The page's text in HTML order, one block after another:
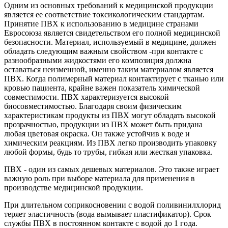
Одним из основных требований к медицинской продукции
является ее соответствие токсикологическим стандартам.
Принятие ПВХ к использованию в медицине странами
Евросоюза является свидетельством его полной медицинской
безопасности. Материал, используемый в медицине, должен
обладать следующим важным свойством -при контакте с
разнообразными жидкостями его композиция должна
оставаться неизменной, именно таким материалом является
ПВХ. Когда полимерный материал контактирует с тканью или
кровью пациента, крайне важен показатель химической
совместимости. ПВХ характеризуется высокой
биосовместимостью. Благодаря своим физическим
характеристикам продукты из ПВХ могут обладать высокой
прозрачностью, продукции из ПВХ может быть придана
любая цветовая окраска. Он также устойчив к воде и
химическим реакциям. Из ПВХ легко производить упаковку
любой формы, будь то трубы, гибкая или жесткая упаковка.
ПВХ - один из самых дешевых материалов. Это также играет
важную роль при выборе материала для применения в
производстве медицинской продукции.
При длительном соприкосновении с водой поливинилхлорид
теряет эластичность (вода вымывает пластификатор). Срок
службы ПВХ в постоянном контакте с водой до 1 года.